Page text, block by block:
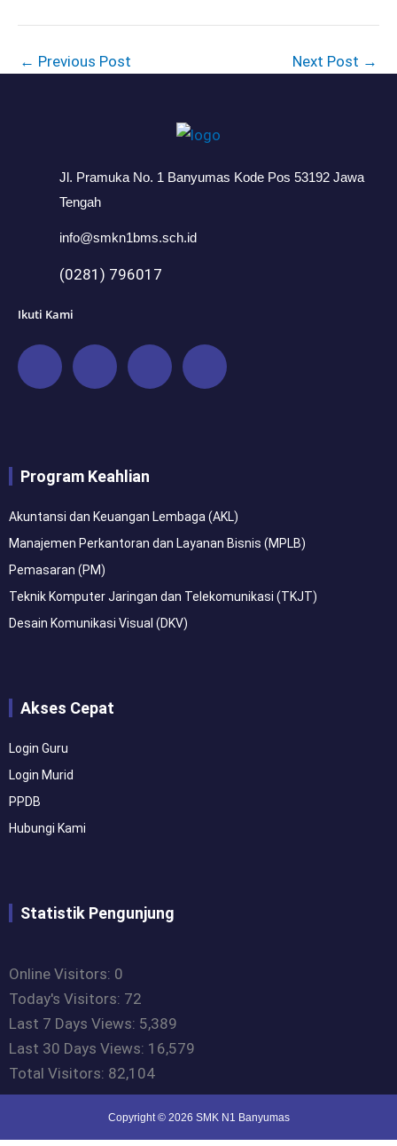
← Previous Post Next Post →
Jl. Pramuka No. 1 Banyumas Kode Pos 53192 Jawa
Tengah
info@smkn1bms.sch.id
(0281) 796017
Ikuti Kami
F
e
b
o
o
t
a
g
r
m
Y
t
u
b
e
W
t
s
a
Program Keahlian
Akuntansi dan Keuangan Lembaga (AKL)
Manajemen Perkantoran dan Layanan Bisnis (MPLB)
Pemasaran (PM)
Teknik Komputer Jaringan dan Telekomunikasi (TKJT)
Desain Komunikasi Visual (DKV)
Akses Cepat
Login Guru
Login Murid
PPDB
Hubungi Kami
Statistik Pengunjung
Online Visitors: 0
Today's Visitors: 72
Last 7 Days Views: 5,389
Last 30 Days Views: 16,579
Total Visitors: 82,104
Copyright © 2026 SMK N1 Banyumas